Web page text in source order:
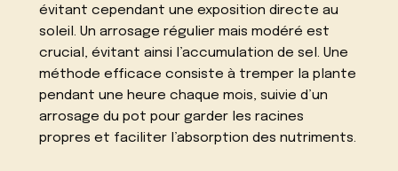
évitant cependant une exposition directe au
soleil. Un arrosage régulier mais modéré est
crucial, évitant ainsi l’accumulation de sel. Une
méthode efficace consiste à tremper la plante
pendant une heure chaque mois, suivie d’un
arrosage du pot pour garder les racines
propres et faciliter l’absorption des nutriments.